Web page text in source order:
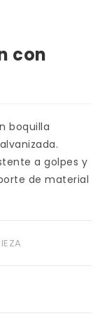
con
boquilla
a golpes y
de material